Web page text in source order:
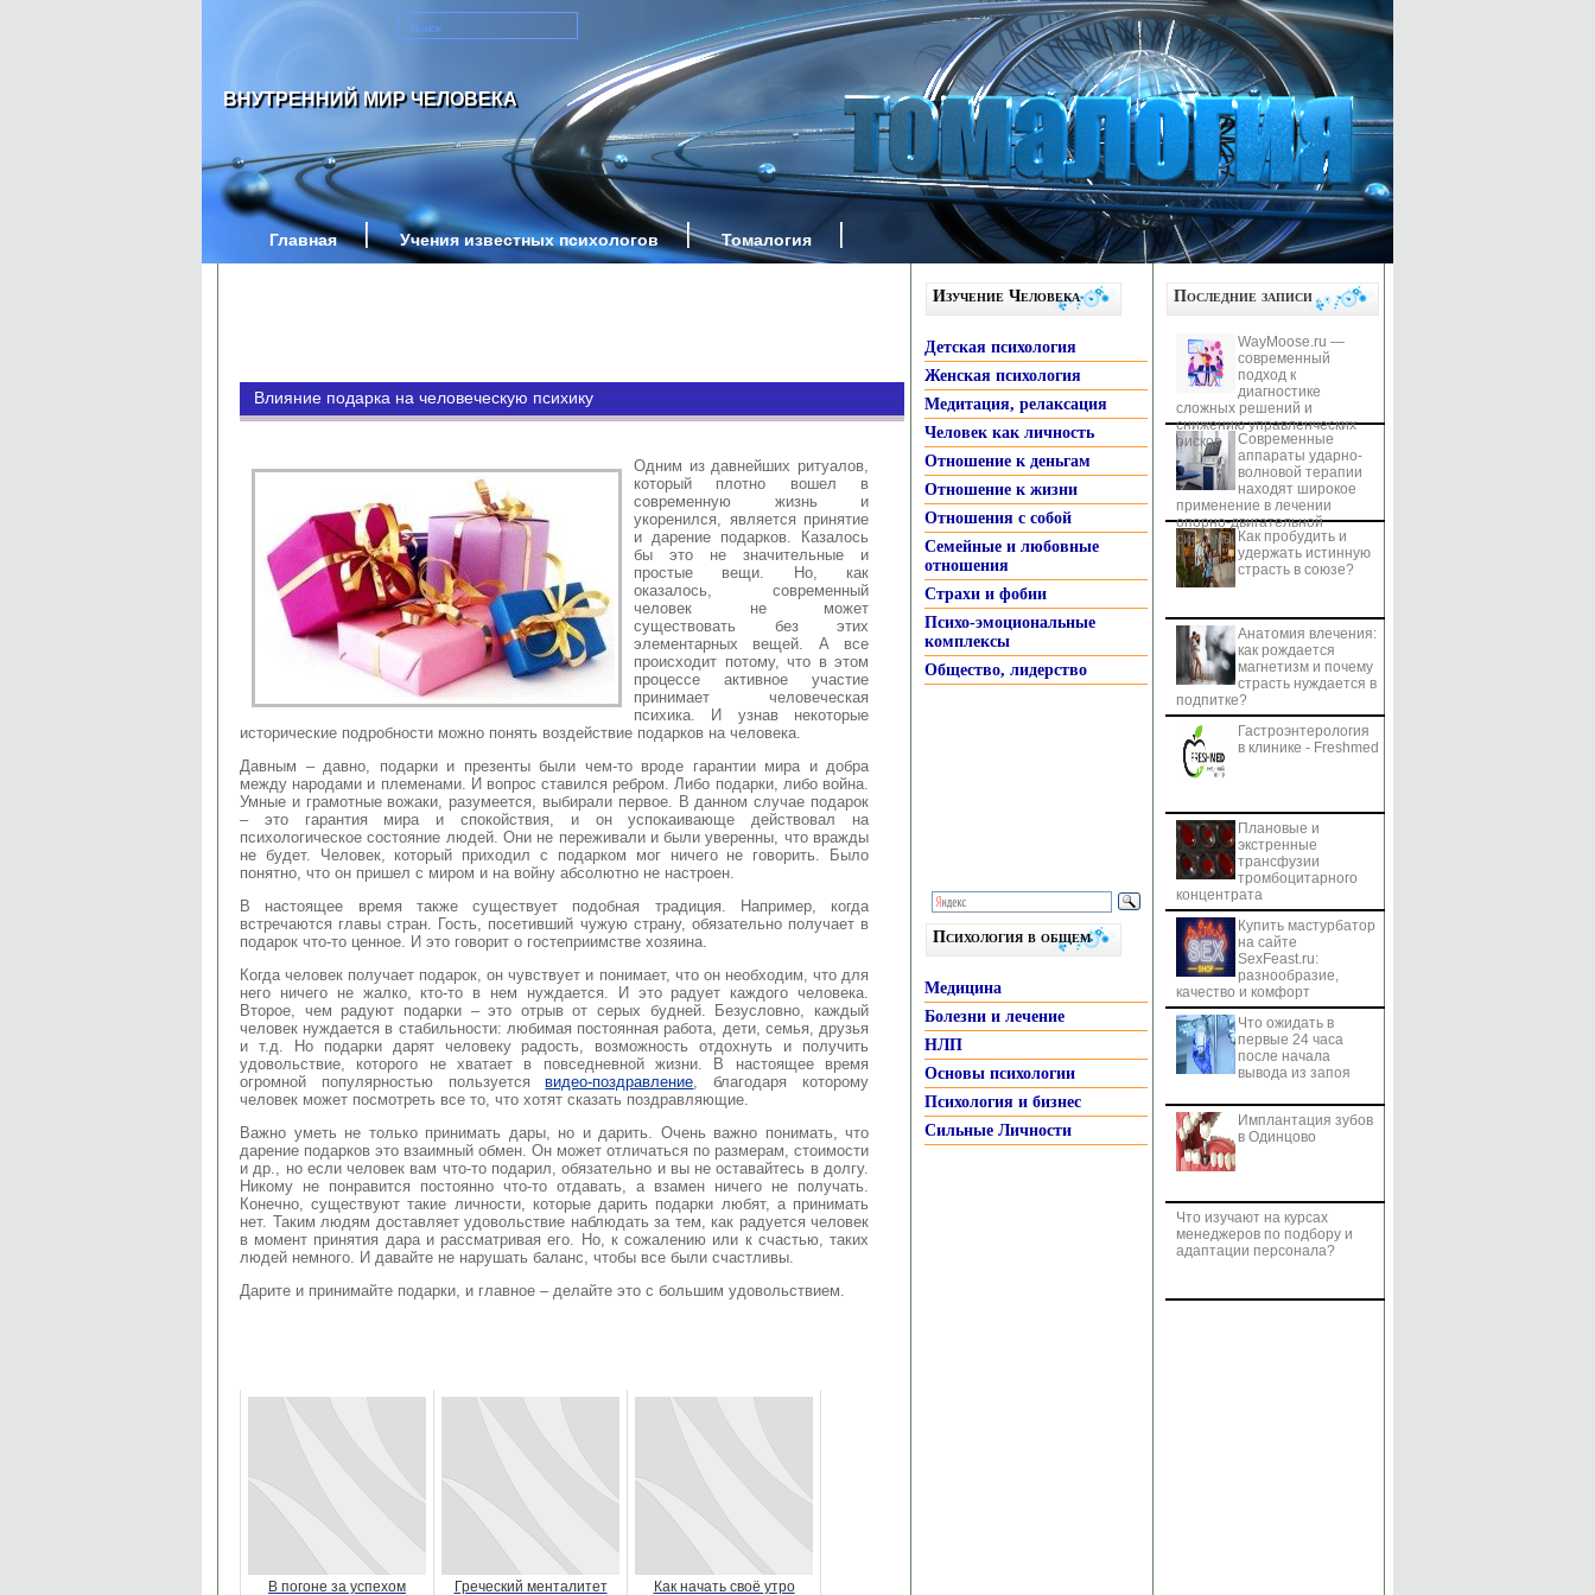
ВНУТРЕННИЙ МИР ЧЕЛОВЕКА
Главная Учения известных психологов Томалогия
Влияние подарка на человеческую психику
Одним из давнейших ритуалов,
который плотно вошел в
современную жизнь и
укоренился, является принятие
и дарение подарков. Казалось
бы это не значительные и
простые вещи. Но, как
оказалось, современный
человек не может
существовать без этих
элементарных вещей. А все
происходит потому, что в этом
процессе активное участие
принимает человеческая
психика. И узнав некоторые
исторические подробности можно понять воздействие подарков на человека.
Давным – давно, подарки и презенты были чем-то вроде гарантии мира и добра
между народами и племенами. И вопрос ставился ребром. Либо подарки, либо война.
Умные и грамотные вожаки, разумеется, выбирали первое. В данном случае подарок
– это гарантия мира и спокойствия, и он успокаивающе действовал на
психологическое состояние людей. Они не переживали и были уверенны, что вражды
не будет. Человек, который приходил с подарком мог ничего не говорить. Было
понятно, что он пришел с миром и на войну абсолютно не настроен.
В настоящее время также существует подобная традиция. Например, когда
встречаются главы стран. Гость, посетивший чужую страну, обязательно получает в
подарок что-то ценное. И это говорит о гостеприимстве хозяина.
Когда человек получает подарок, он чувствует и понимает, что он необходим, что для
него ничего не жалко, кто-то в нем нуждается. И это радует каждого человека.
Второе, чем радуют подарки – это отрыв от серых будней. Безусловно, каждый
человек нуждается в стабильности: любимая постоянная работа, дети, семья, друзья
и т.д. Но подарки дарят человеку радость, возможность отдохнуть и получить
удовольствие, которого не хватает в повседневной жизни. В настоящее время
огромной популярностью пользуетсявидео-поздравление , благодаря которому
человек может посмотреть все то, что хотят сказать поздравляющие.
Важно уметь не только принимать дары, но и дарить. Очень важно понимать, что
дарение подарков это взаимный обмен. Он может отличаться по размерам, стоимости
и др., но если человек вам что-то подарил, обязательно и вы не оставайтесь в долгу.
Никому не понравится постоянно что-то отдавать, а взамен ничего не получать.
Конечно, существуют такие личности, которые дарить подарки любят, а принимать
нет. Таким людям доставляет удовольствие наблюдать за тем, как радуется человек
в момент принятия дара и рассматривая его. Но, к сожалению или к счастью, таких
людей немного. И давайте не нарушать баланс, чтобы все были счастливы.
Дарите и принимайте подарки, и главное – делайте это с большим удовольствием.
В погоне за успехом Греческий менталитет Как начать своё утро
Изучение Человека
Детская психология
Женская психология
Медитация, релаксация
Человек как личность
Отношение к деньгам
Отношение к жизни
Отношения с собой
Семейные и любовные
отношения
Страхи и фобии
Психо-эмоциональные
комплексы
Общество, лидерство
Психология в общем
Медицина
Болезни и лечение
НЛП
Основы психологии
Психология и бизнес
Сильные Личности
Последние записи
WayMoose.ru —
современный
подход к
диагностике
сложных решений и
снижению управленческих
рисков
Современные
аппараты ударно-
волновой терапии
находят широкое
применение в лечении
опорно-двигательной
системы Как пробудить и
удержать истинную
страсть в союзе?
Анатомия влечения:
как рождается
магнетизм и почему
страсть нуждается в
подпитке?
Гастроэнтерология
в клинике - Freshmed
Плановые и
экстренные
трансфузии
тромбоцитарного
концентрата
Купить мастурбатор
на сайте
SexFeast.ru:
разнообразие,
качество и комфорт
Что ожидать в
первые 24 часа
после начала
вывода из запоя
Имплантация зубов
в Одинцово
Что изучают на курсах
менеджеров по подбору и
адаптации персонала?